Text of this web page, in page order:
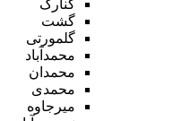
کنارک
گشت
گلمورتی
محمدآباد
محمدان
محمدی
میرجاوه